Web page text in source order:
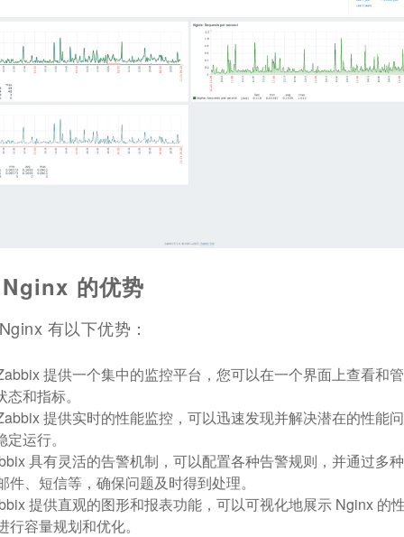
的优势
有以下优势：
提供一个集中的监控平台，您可以在一个界面上查看和
和指标。
提供实时的性能监控，可以迅速发现并解决潜在的性能
运行。
具有灵活的告警机制，可以配置各种告警规则，并通过多
件、短信等，确保问题及时得到处理。
提供直观的图形和报表功能，可以可视化地展示 Nginx 的
容量规划和优化。